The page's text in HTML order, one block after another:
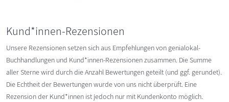
Kund*innen-Rezensionen
Unsere Rezensionen setzen sich aus Empfehlungen von genialokal-
Buchhandlungen und Kund*innen-Rezensionen zusammen. Die Summe
aller Sterne wird durch die Anzahl Bewertungen geteilt (und ggf. gerundet).
Die Echtheit der Bewertungen wurde von uns nicht überprüft. Eine
Rezension der Kund*innen ist jedoch nur mit Kundenkonto möglich.